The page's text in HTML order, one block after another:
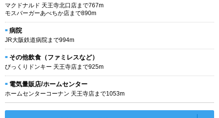
マクドナルド 天王寺北口店まで767m
モスバーガーあべちか店まで890m
病院
JR大阪鉄道病院まで994m
その他飲食（ファミレスなど）
びっくりドンキー 天王寺店まで925m
電気量販店/ホームセンター
ホームセンターコーナン 天王寺店まで1053m